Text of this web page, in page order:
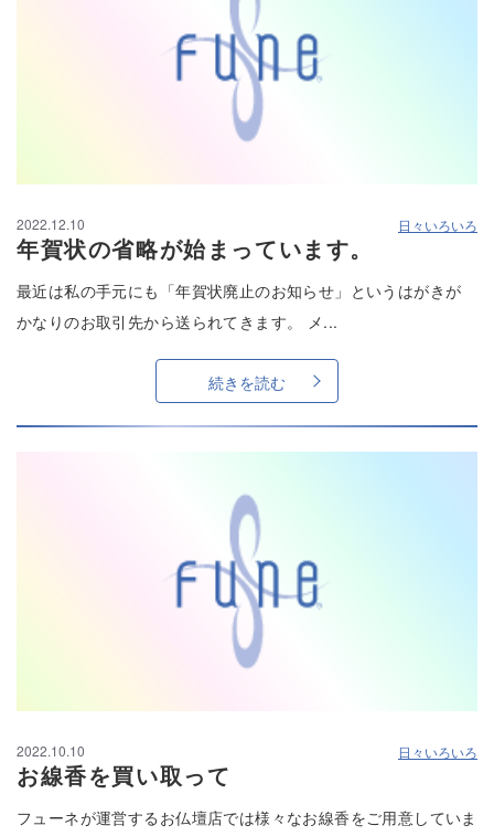
2022.12.10 日々いろいろ
年賀状の省略が始まっています。
最近は私の手元にも「年賀状廃止のお知らせ」というはがきが
かなりのお取引先から送られてきます。 メ...
続きを読む
2022.10.10 日々いろいろ
お線香を買い取って
フューネが運営するお仏壇店では様々なお線香をご用意していま